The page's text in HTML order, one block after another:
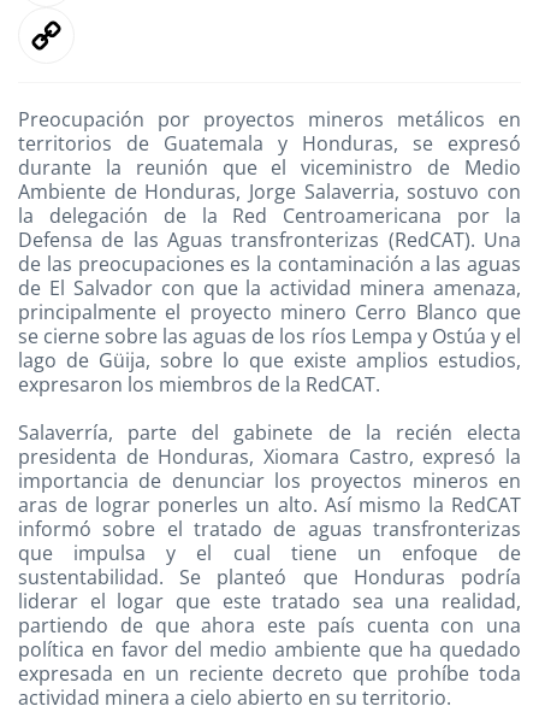
Preocupación por proyectos mineros metálicos en
territorios de Guatemala y Honduras, se expresó
durante la reunión que el viceministro de Medio
Ambiente de Honduras, Jorge Salaverria, sostuvo con
la delegación de la Red Centroamericana por la
Defensa de las Aguas transfronterizas (RedCAT). Una
de las preocupaciones es la contaminación a las aguas
de El Salvador con que la actividad minera amenaza,
principalmente el proyecto minero Cerro Blanco que
se cierne sobre las aguas de los ríos Lempa y Ostúa y el
lago de Güija, sobre lo que existe amplios estudios,
expresaron los miembros de la RedCAT.
Salaverría, parte del gabinete de la recién electa
presidenta de Honduras, Xiomara Castro, expresó la
importancia de denunciar los proyectos mineros en
aras de lograr ponerles un alto. Así mismo la RedCAT
informó sobre el tratado de aguas transfronterizas
que impulsa y el cual tiene un enfoque de
sustentabilidad. Se planteó que Honduras podría
liderar el logar que este tratado sea una realidad,
partiendo de que ahora este país cuenta con una
política en favor del medio ambiente que ha quedado
expresada en un reciente decreto que prohíbe toda
actividad minera a cielo abierto en su territorio.